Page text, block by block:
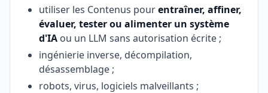
utiliser les Contenus pourentraîner, affiner,
évaluer, tester ou alimenter un système
d'IA ou un LLM sans autorisation écrite ;
ingénierie inverse, décompilation,
désassemblage ;
robots, virus, logiciels malveillants ;